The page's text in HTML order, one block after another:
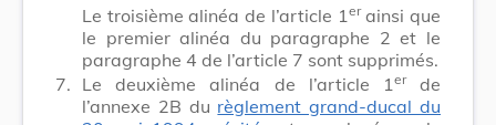
Le troisième alinéa de l’article 1 erainsi que
le premier alinéa du paragraphe 2 et le
paragraphe 4 de l’article 7 sont supprimés.
7. Le deuxième alinéa de l’article 1 erde
l’annexe 2B du règlement grand-ducal du